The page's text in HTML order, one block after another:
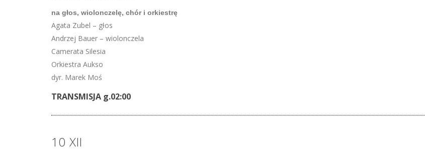
na głos, wiolonczelę, chór i orkiestrę
Agata Zubel – głos
Andrzej Bauer – wiolonczela
Camerata Silesia
Orkiestra Aukso
dyr. Marek Moś
TRANSMISJA g.02:00
10 XII